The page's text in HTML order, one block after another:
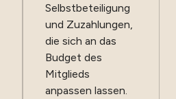
Selbstbeteiligung
und Zuzahlungen,
die sich an das
Budget des
Mitglieds
anpassen lassen.